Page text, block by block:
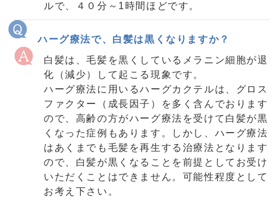
ルで、４０分～1時間ほどです。
ハーグ療法で、白髪は黒くなりますか？
白髪は、毛髪を黒くしているメラニン細胞が退
化（減少）して起こる現象です。
ハーグ療法に用いるハーグカクテルは、グロス
ファクター（成長因子）を多く含んでおります
ので、高齢の方がハーグ療法を受けて白髪が黒
くなった症例もあります。しかし、ハーグ療法
はあくまでも毛髪を再生する治療法となります
ので、白髪が黒くなることを前提としてお受け
いただくことはできません。可能性程度として
お考え下さい。